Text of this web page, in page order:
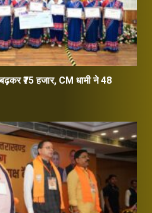
₹75 हजार, CM धामी ने 48